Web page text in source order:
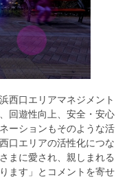
西口エリアマネジメント
回遊性向上、安全・安心
ーションもそのような活
口エリアの活性化につな
まに愛され、親しまれる
ます」とコメントを寄せ